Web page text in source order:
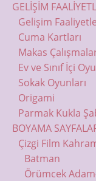
GELİŞİM
Gelişim
Cuma Kartları
Makas
Ev ve Sınıf İçi
Sokak Oyunları
Origami
Parmak Kukla
BOYAMA
Çizgi Film
Batman
Örümcek